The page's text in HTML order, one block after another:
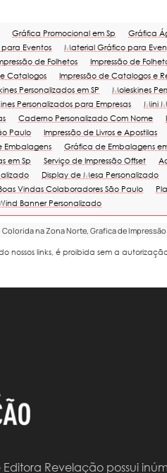
Gráfica Promocional em Sp Gráfica
Eventos Material Gráfico para
de Folhetos Impressão de
Catalogos Impressão de Catalogos e
Personalizados em SP
Moleskines
Personalizados para Empresas
Mini
Caderno Personalizado Com Nome
Paulo Impressão de Livros e Apostilas
Embalagens Gráfica de Embalagens em
em Sp Serviço de Impressão Offset
Display de Mesa Personalizado
Vindas Colaboradores São Paulo
Banner Personalizado
na Zona Norte, Grafica de
links, é proibida sem a
Revelação possui